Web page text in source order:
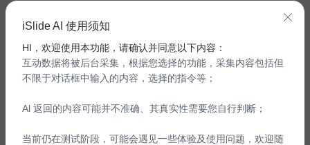
iSlide AI 使用须知
HI，欢迎使用本功能，请确认并同意以下内容：
互动数据将被后台采集，根据您选择的功能，采集内容包括但
不限于对话框中输入的内容，选择的指令等；
Al 返回的内容可能并不准确、其真实性需要您自行判断；
当前仍在测试阶段，可能会遇见一些体验及使用问题，欢迎随